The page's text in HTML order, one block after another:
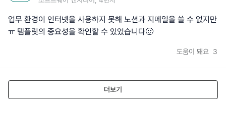
업무 환경이 인터넷을 사용하지 못해 노션과 지메일을 쓸 수 없지만
ㅠ 템플릿의 중요성을 확인할 수 있었습니다🙂
도움이 돼요 3
더보기